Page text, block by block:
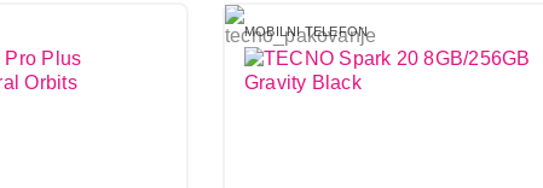
MOBILNI TELEFON